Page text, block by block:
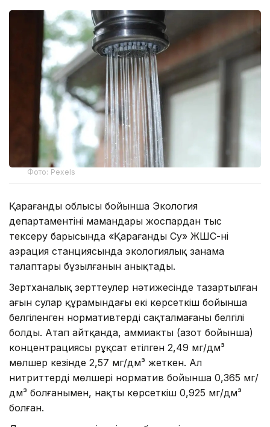
Фото: Pexels
Қарағанды облысы бойынша Экология
департаментінің мамандары жоспардан тыс
тексеру барысында «Қарағанды Су» ЖШС-нің
аэрация станциясында экологиялық заңнама
талаптары бұзылғанын анықтады.
Зертханалық зерттеулер нәтижесінде тазартылған
ағын сулар құрамындағы екі көрсеткіш бойынша
белгіленген нормативтердің сақталмағаны белгілі
болды. Атап айтқанда, аммиактың (азот бойынша)
концентрациясы рұқсат етілген 2,49 мг/дм³
мөлшер кезінде 2,57 мг/дм³ жеткен. Ал
нитриттердің мөлшері норматив бойынша 0,365 мг/
дм³ болғанымен, нақты көрсеткіш 0,925 мг/дм³
болған.